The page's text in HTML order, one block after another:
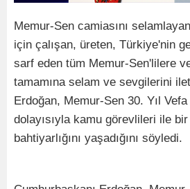
Memur-Sen camiasını
için çalışan, üreten, Türkiye'nin
sarf eden tüm Memur-Sen'lilere
tamamına selam ve sevgilerini
Erdoğan, Memur-Sen 30. Yıl Vefa
dolayısıyla kamu görevlileri ile
bahtiyarlığını yaşadığını söyledi.